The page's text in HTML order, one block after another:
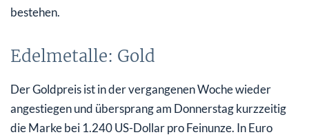
bestehen.
Edelmetalle: Gold
Der Goldpreis ist in der vergangenen Woche wieder
angestiegen und übersprang am Donnerstag kurzzeitig
die Marke bei 1.240 US-Dollar pro Feinunze. In Euro